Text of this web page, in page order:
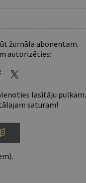
žurnāla abonentam.
autorizēties:
lasītāju pulkam.
saturam!